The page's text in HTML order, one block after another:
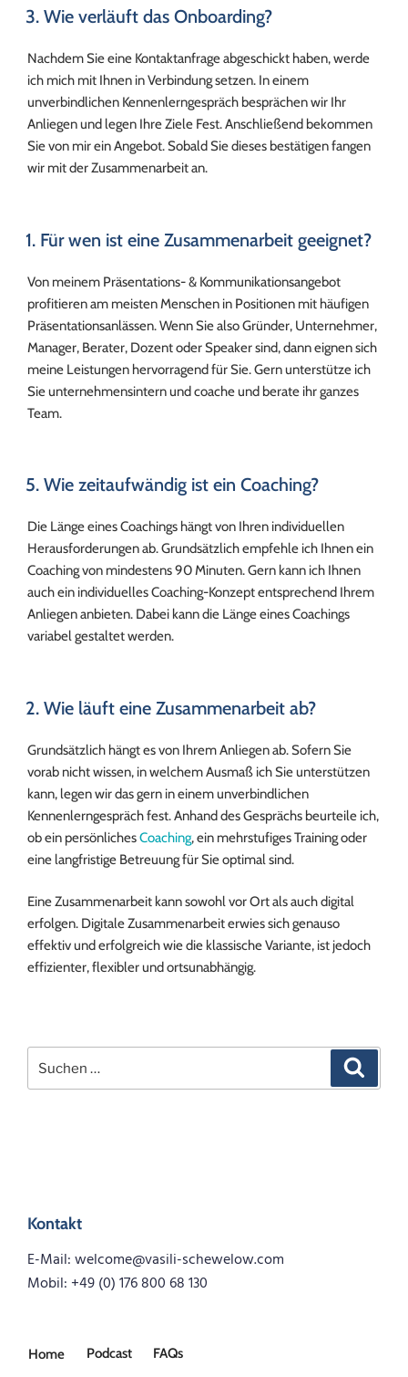
3. Wie verläuft das Onboarding?
Nachdem Sie eine Kontaktanfrage abgeschickt haben, werde
ich mich mit Ihnen in Verbindung setzen. In einem
unverbindlichen Kennenlerngespräch besprächen wir Ihr
Anliegen und legen Ihre Ziele Fest. Anschließend bekommen
Sie von mir ein Angebot. Sobald Sie dieses bestätigen fangen
wir mit der Zusammenarbeit an.
1. Für wen ist eine Zusammenarbeit geeignet?
Von meinem Präsentations- & Kommunikationsangebot
profitieren am meisten Menschen in Positionen mit häufigen
Präsentationsanlässen. Wenn Sie also Gründer, Unternehmer,
Manager, Berater, Dozent oder Speaker sind, dann eignen sich
meine Leistungen hervorragend für Sie. Gern unterstütze ich
Sie unternehmensintern und coache und berate ihr ganzes
Team.
5. Wie zeitaufwändig ist ein Coaching?
Die Länge eines Coachings hängt von Ihren individuellen
Herausforderungen ab. Grundsätzlich empfehle ich Ihnen ein
Coaching von mindestens 90 Minuten. Gern kann ich Ihnen
auch ein individuelles Coaching-Konzept entsprechend Ihrem
Anliegen anbieten. Dabei kann die Länge eines Coachings
variabel gestaltet werden.
2. Wie läuft eine Zusammenarbeit ab?
Grundsätzlich hängt es von Ihrem Anliegen ab. Sofern Sie
vorab nicht wissen, in welchem Ausmaß ich Sie unterstützen
kann, legen wir das gern in einem unverbindlichen
Kennenlerngespräch fest. Anhand des Gesprächs beurteile ich,
ob ein persönlichesCoaching, ein mehrstufiges Training oder
eine langfristige Betreuung für Sie optimal sind.
Eine Zusammenarbeit kann sowohl vor Ort als auch digital
erfolgen. Digitale Zusammenarbeit erwies sich genauso
effektiv und erfolgreich wie die klassische Variante, ist jedoch
effizienter, flexibler und ortsunabhängig.
Suchen
nach:
Kontakt
E-Mail: welcome@vasili-schewelow.com
Mobil: +49 (0) 176 800 68 130
Home Podcast FAQs